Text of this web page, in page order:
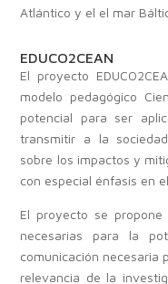
Atlántico y el el mar
EDUCO2CEAN
El proyecto
modelo pedagógico
potencial para ser
transmitir a la
sobre los impactos y
con especial énfasis en
El proyecto se
necesarias para la
comunicación necesaria
relevancia de la